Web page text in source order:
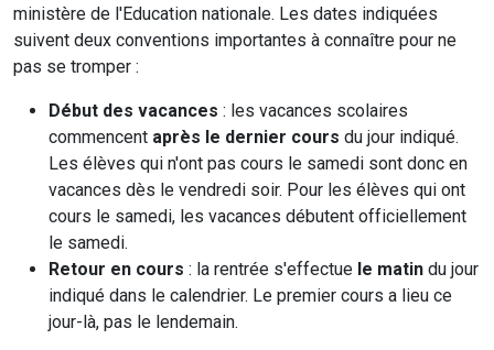
ministère de l'Education nationale. Les dates indiquées
suivent deux conventions importantes à connaître pour ne
pas se tromper :
Début des vacances : les vacances scolaires
commencent après le dernier cours du jour indiqué.
Les élèves qui n'ont pas cours le samedi sont donc en
vacances dès le vendredi soir. Pour les élèves qui ont
cours le samedi, les vacances débutent officiellement
le samedi.
Retour en cours : la rentrée s'effectue le matin du jour
indiqué dans le calendrier. Le premier cours a lieu ce
jour-là, pas le lendemain.